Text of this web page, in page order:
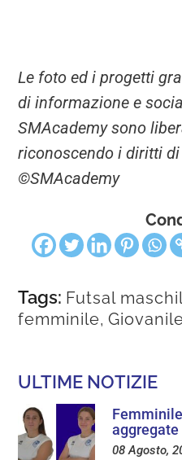
Le foto ed i progetti
di informazione e
SMAcademy sono
riconoscendo i diritti
©SMAcademy
Tags: Futsal
femminile,
ULTIME NOTIZIE
08 Agosto,